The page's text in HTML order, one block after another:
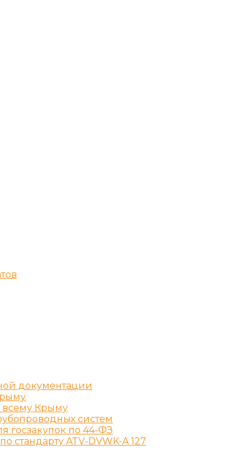
документации
всему Крыму
систем
госзакупок по 44-ФЗ
стандарту ATV-DVWK-A 127